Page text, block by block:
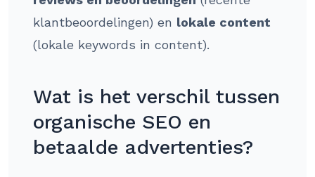
klantbeoordelingen) en lokale content
(lokale keywords in content).
Wat is het verschil tussen
organische SEO en
betaalde advertenties?